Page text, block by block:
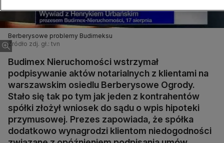
Berberysowe problemy Budimeksu
Źródło zdj. gł.: tvn
Budimex Nieruchomości wstrzymał
podpisywanie aktów notarialnych z klientami na
warszawskim osiedlu Berberysowe Ogrody.
Stało się tak po tym jak jeden z kontrahentów
spółki złożył wniosek do sądu o wpis hipoteki
przymusowej. Prezes zapowiada, że spółka
dodatkowo wynagrodzi klientom niedogodności